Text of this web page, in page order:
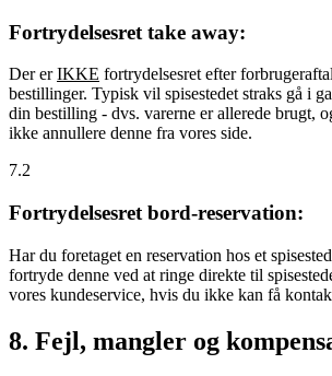
Fortrydelsesret take away:
Der erIKKE fortrydelsesret efter
bestillinger. Typisk vil spisestedet straks gå i
din bestilling - dvs. varerne er allerede brugt,
ikke annullere denne fra vores side.
7.2
Fortrydelsesret bord-reservation:
Har du foretaget en reservation hos et
fortryde denne ved at ringe direkte til
vores kundeservice, hvis du ikke kan få
8. Fejl, mangler og